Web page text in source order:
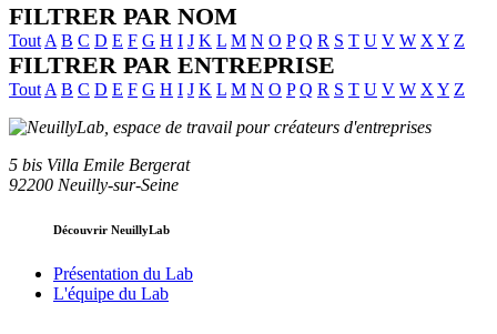
FILTRER PAR NOM
Tout A B C D E F G H I J K L M N O P Q R S T U V W X Y Z
FILTRER PAR ENTREPRISE
Tout A B C D E F G H I J K L M N O P Q R S T U V W X Y Z
5 bis Villa Emile Bergerat
92200 Neuilly-sur-Seine
Découvrir NeuillyLab
Présentation du Lab
L'équipe du Lab